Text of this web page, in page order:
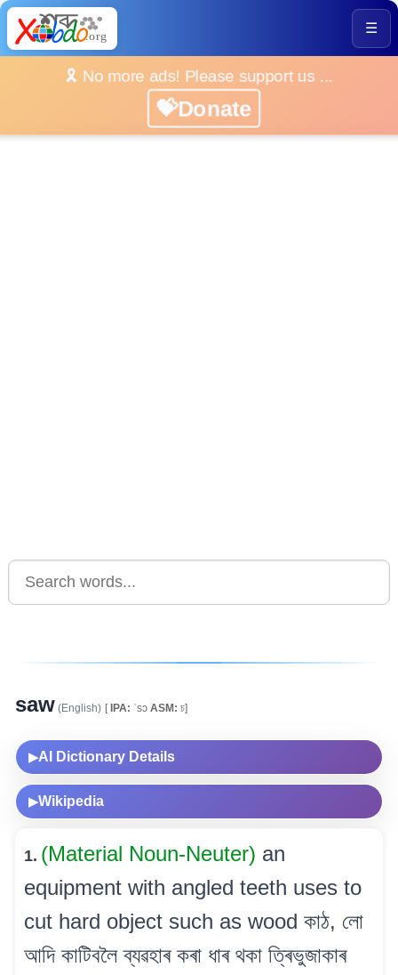
☰
🎗️ No more ads! Please support us ...
💝Donate
saw (English) [IPA: ˈsɔ ASM: চ]
▶AI Dictionary Details
▶Wikipedia
1. (Material Noun-Neuter) an
equipment with angled teeth uses to
cut hard object such as wood কাঠ, লো
আদি কাটিবলৈ ব্যৱহাৰ কৰা ধাৰ থকা ত্ৰিভুজাকাৰ